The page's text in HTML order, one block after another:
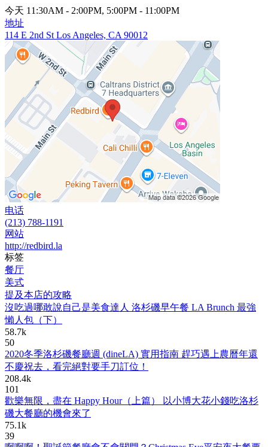
今天 11:30AM - 2:00PM, 5:00PM - 11:00PM
地址
114 E 2nd St Los Angeles, CA 90012
电话
(213) 788-1191
网站
http://redbird.la
标签
餐厅
美式
提及本店的攻略
沒吃過哪敢說自己是美食達人 洛杉磯早午餐 LA Brunch 最強
懶人包（下）
58.7k
50
2020冬季洛杉磯餐廳週 (dineLA) 實用指南 趕巧遇上農曆年還
不慶祝去，看完絕對要手刀訂位！
208.4k
101
歡樂無限，盡在 Happy Hour（上篇） 以小博大花小錢吃洛杉
磯大餐廳的機會來了
75.1k
39